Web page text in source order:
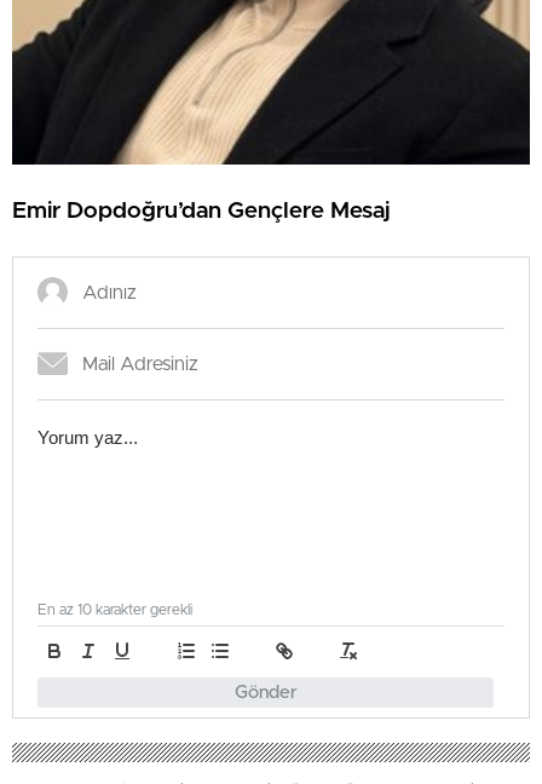
Emir Dopdoğru’dan Gençlere Mesaj
Gönder
En az 10 karakter gerekli